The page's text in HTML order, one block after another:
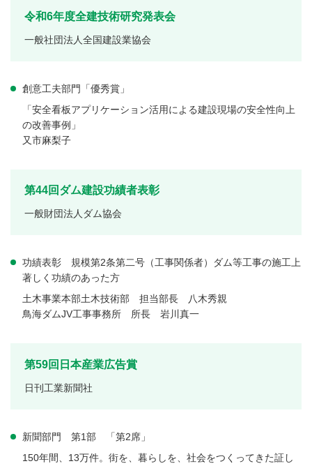
令和6年度全建技術研究発表会
一般社団法人全国建設業協会
創意工夫部門「優秀賞」
「安全看板アプリケーション活用による建設現場の安全性向上
の改善事例」
又市麻梨子
第44回ダム建設功績者表彰
一般財団法人ダム協会
功績表彰 規模第2条第二号（工事関係者）ダム等工事の施工上
著しく功績のあった方
土木事業本部土木技術部 担当部長 八木秀親
鳥海ダムJV工事事務所 所長 岩川真一
第59回日本産業広告賞
日刊工業新聞社
新聞部門 第1部 「第2席」
150年間、13万件。街を、暮らしを、社会をつくってきた証し